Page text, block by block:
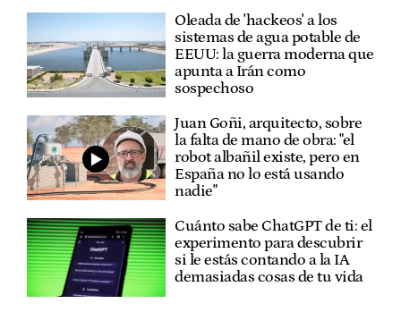
Oleada de 'hackeos' a los
sistemas de agua potable de
EEUU: la guerra moderna que
apunta a Irán como
sospechoso
Juan Goñi, arquitecto, sobre
la falta de mano de obra: "el
robot albañil existe, pero en
España no lo está usando
nadie"
Cuánto sabe ChatGPT de ti: el
experimento para descubrir
si le estás contando a la IA
demasiadas cosas de tu vida